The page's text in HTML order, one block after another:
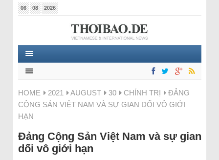
06 08 2026
HOME 2021 AUGUST 30 CHÍNH TRỊ
ĐẢNG
CỘNG SẢN VIỆT NAM VÀ SỰ GIAN DỐI VÔ GIỚI
HẠN
Đảng Cộng Sản Việt Nam và sự gian
dối vô giới hạn